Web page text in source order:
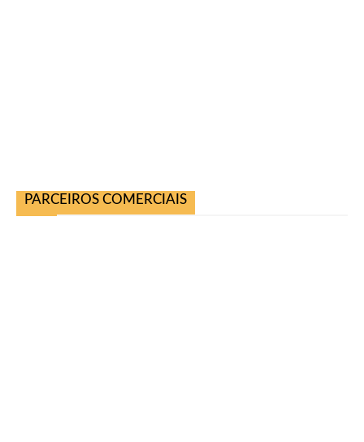
PARCEIROS COMERCIAIS